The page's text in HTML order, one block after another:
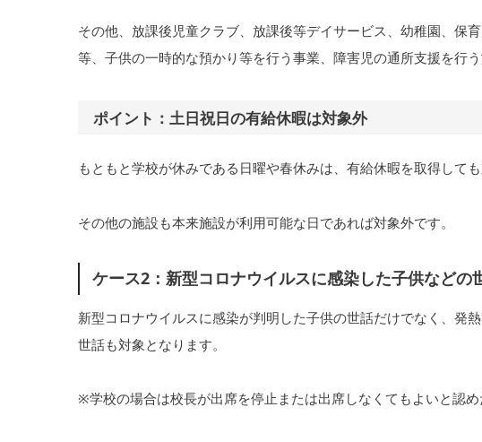
その他、放課後児童クラブ、放課後等デイサービス、幼稚園、保
等、子供の一時的な預かり等を行う事業、障害児の通所支援を行う
ポイント：土日祝日の有給休暇は対象外
もともと学校が休みである日曜や春休みは、有給休暇を取得しても
その他の施設も本来施設が利用可能な日であれば対象外です。
ケース2：新型コロナウイルスに感染した子供などの
新型コロナウイルスに感染が判明した子供の世話だけでなく、発
世話も対象となります。
※学校の場合は校長が出席を停止または出席しなくてもよいと認め